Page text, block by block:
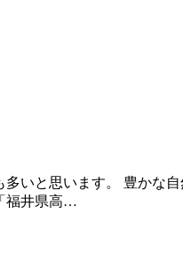
いと思います。 豊かな
福井県高…